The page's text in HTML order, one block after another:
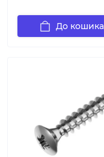
До кошика